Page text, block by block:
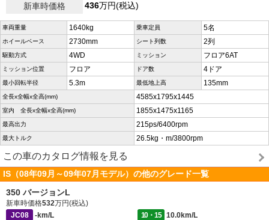
新車時価格
436万円(税込)
車両重量 1640kg 乗車定員 5名
ホイールベース 2730mm シート列数 2列
駆動方式 4WD ミッション フロア6AT
ミッション位置 フロア ドア数 4ドア
最小回転半径 5.3m 最低地上高 135mm
全長x全幅x全高(mm) 4585x1795x1445
室内 全長x全幅x全高(mm) 1855x1475x1165
最高出力 215ps/6400rpm
最大トルク 26.5kg・m/3800rpm
この車のカタログ情報を見る
IS（08年09月～09年07月モデル）の他のグレード一覧
350 バージョンL
新車時価格532万円(税込)
JC08
-km/L 10・15
10.0km/L